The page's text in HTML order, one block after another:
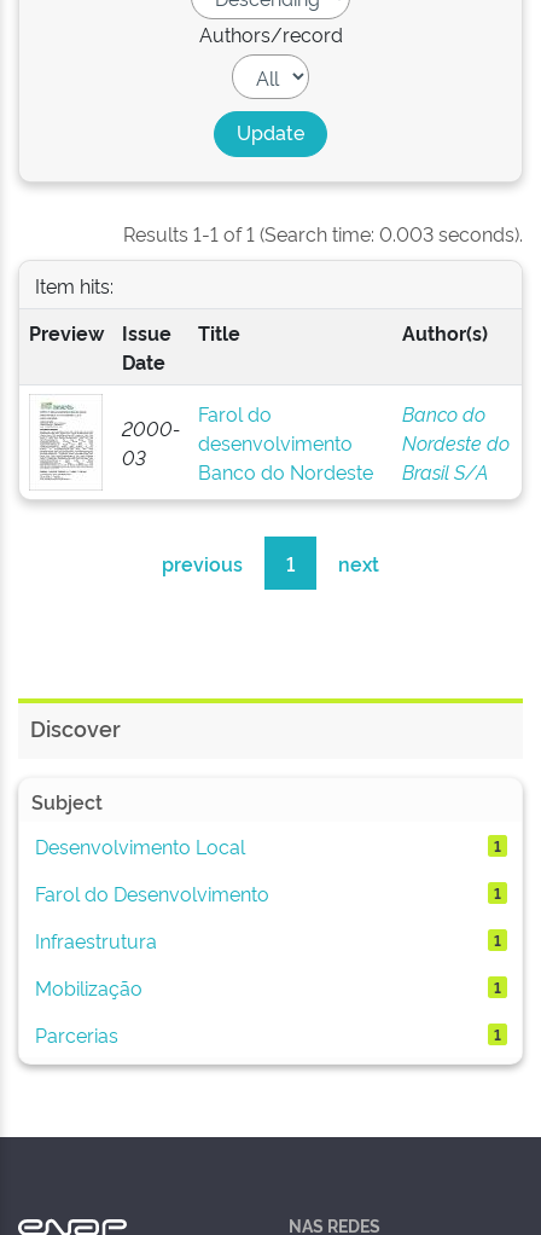
Authors/record
Results 1-1 of 1 (Search time: 0.003 seconds).
Item hits:
Preview
Issue
Date
Title Author(s)
2000-
03
Farol do
desenvolvimento
Banco do Nordeste
Banco do
Nordeste do
Brasil S/A
previous 1 next
Discover
Subject
Desenvolvimento Local
1
Farol do Desenvolvimento 1
Infraestrutura 1
Mobilização 1
Parcerias 1
NAS REDES